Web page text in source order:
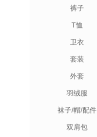
裤子
T恤
卫衣
套装
外套
羽绒服
袜子/帽/配件
双肩包